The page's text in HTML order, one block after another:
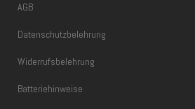
AGB
Datenschutzbelehrung
Widerrufsbelehrung
Batteriehinweise